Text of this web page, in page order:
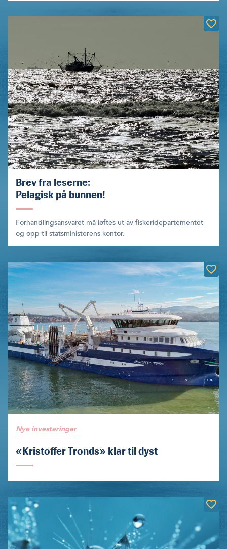
Brev fra leserne:
Pelagisk på bunnen!
Forhandlingsansvaret må løftes ut av fiskeridepartementet
og opp til statsministerens kontor.
Nye investeringer
«Kristoffer Tronds» klar til dyst